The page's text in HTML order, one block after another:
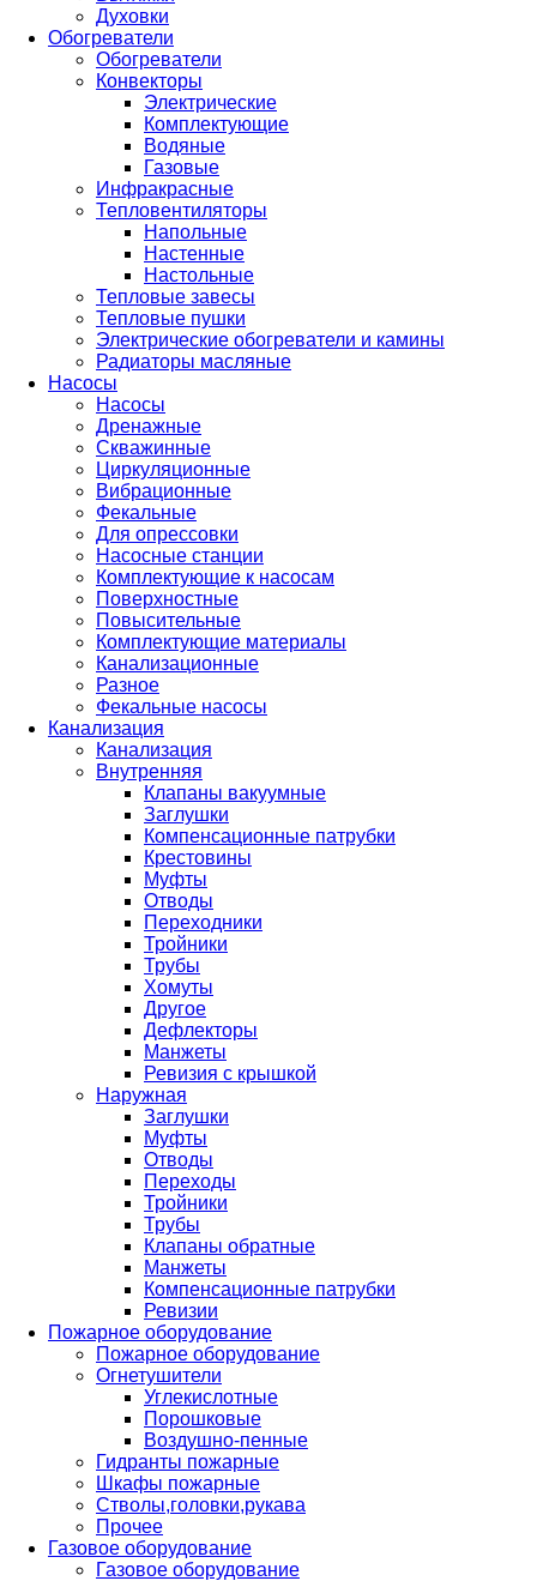
Духовки
Обогреватели
Обогреватели
Конвекторы
Электрические
Комплектующие
Водяные
Газовые
Инфракрасные
Тепловентиляторы
Напольные
Настенные
Настольные
Тепловые завесы
Тепловые пушки
Электрические обогреватели и камины
Радиаторы масляные
Насосы
Насосы
Дренажные
Скважинные
Циркуляционные
Вибрационные
Фекальные
Для опрессовки
Насосные станции
Комплектующие к насосам
Поверхностные
Повысительные
Комплектующие материалы
Канализационные
Разное
Фекальные насосы
Канализация
Канализация
Внутренняя
Клапаны вакуумные
Заглушки
Компенсационные патрубки
Крестовины
Муфты
Отводы
Переходники
Тройники
Трубы
Хомуты
Другое
Дефлекторы
Манжеты
Ревизия с крышкой
Наружная
Заглушки
Муфты
Отводы
Переходы
Тройники
Трубы
Клапаны обратные
Манжеты
Компенсационные патрубки
Ревизии
Пожарное оборудование
Пожарное оборудование
Огнетушители
Углекислотные
Порошковые
Воздушно-пенные
Гидранты пожарные
Шкафы пожарные
Стволы,головки,рукава
Прочее
Газовое оборудование
Газовое оборудование